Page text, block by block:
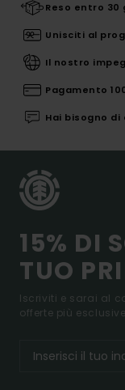
Reso entro 30
Unisciti al
Il nostro
Pagamento
Hai bisogno di
15% DI
TUO
Iscriviti e sarai al
offerte più esclusive.